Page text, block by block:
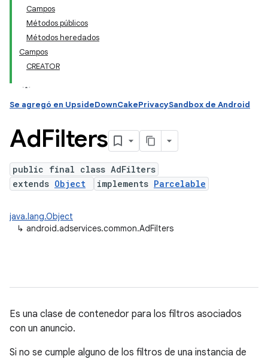
Campos
Métodos públicos
Métodos heredados
Campos
CREATOR
Se agregó en UpsideDownCakePrivacySandbox de Android
AdFilters
public final class AdFilters
extends Object implements Parcelable
java.lang.Object
↳ android.adservices.common.AdFilters
Es una clase de contenedor para los filtros asociados
con un anuncio.
Si no se cumple alguno de los filtros de una instancia de